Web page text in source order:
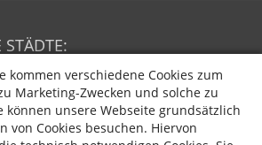
STÄDTE:
Hamburg
Köln
Stuttgart
Dortmund
kommen verschiedene Cookies zum
Marketing-Zwecken und solche zu
können unsere Webseite grundsätzlich
von Cookies besuchen. Hiervon